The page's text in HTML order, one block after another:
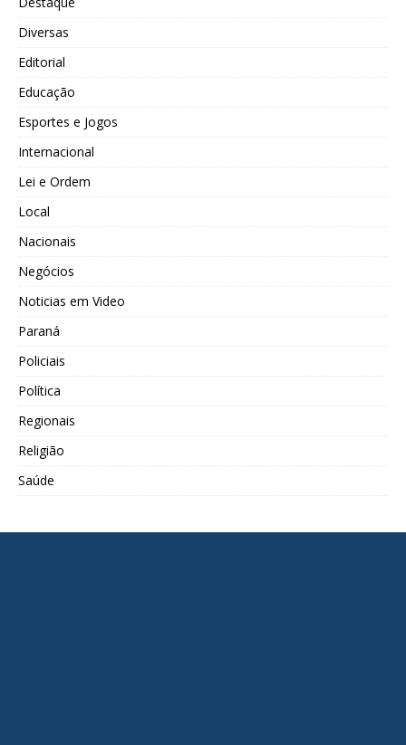
Diversas
Editorial
Educação
Esportes e Jogos
Internacional
Lei e Ordem
Local
Nacionais
Negócios
Noticias em Video
Paraná
Policiais
Política
Regionais
Religião
Saúde